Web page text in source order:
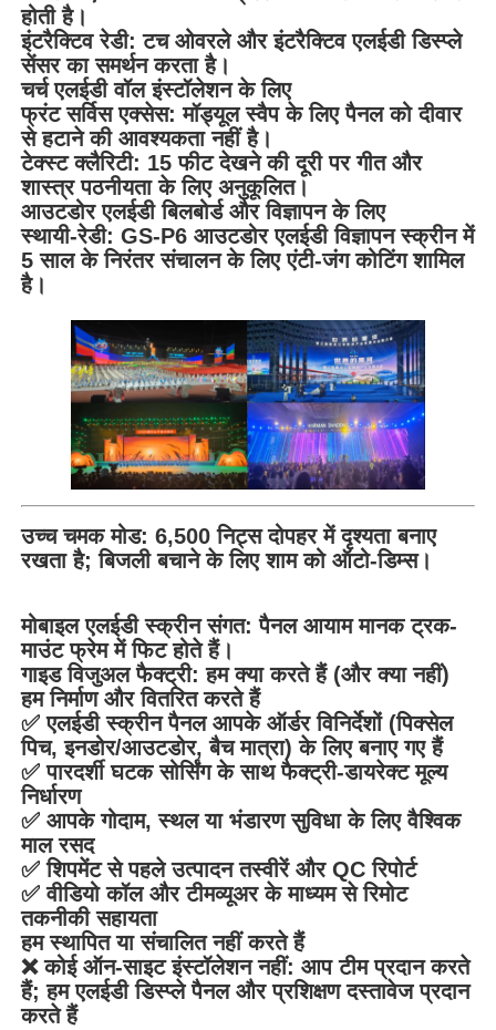
होती है।
इंटरैक्टिव रेडी: टच ओवरले और इंटरैक्टिव एलईडी डिस्प्ले
सेंसर का समर्थन करता है।
चर्च एलईडी वॉल इंस्टॉलेशन के लिए
फ्रंट सर्विस एक्सेस: मॉड्यूल स्वैप के लिए पैनल को दीवार
से हटाने की आवश्यकता नहीं है।
टेक्स्ट क्लैरिटी: 15 फीट देखने की दूरी पर गीत और
शास्त्र पठनीयता के लिए अनुकूलित।
आउटडोर एलईडी बिलबोर्ड और विज्ञापन के लिए
स्थायी-रेडी: GS-P6 आउटडोर एलईडी विज्ञापन स्क्रीन में
5 साल के निरंतर संचालन के लिए एंटी-जंग कोटिंग शामिल
है।
उच्च चमक मोड: 6,500 निट्स दोपहर में दृश्यता बनाए
रखता है; बिजली बचाने के लिए शाम को ऑटो-डिम्स।
मोबाइल एलईडी स्क्रीन संगत: पैनल आयाम मानक ट्रक-
माउंट फ्रेम में फिट होते हैं।
गाइड विजुअल फैक्ट्री: हम क्या करते हैं (और क्या नहीं)
हम निर्माण और वितरित करते हैं
✅ एलईडी स्क्रीन पैनल आपके ऑर्डर विनिर्देशों (पिक्सेल
पिच, इनडोर/आउटडोर, बैच मात्रा) के लिए बनाए गए हैं
✅ पारदर्शी घटक सोर्सिंग के साथ फैक्ट्री-डायरेक्ट मूल्य
निर्धारण
✅ आपके गोदाम, स्थल या भंडारण सुविधा के लिए वैश्विक
माल रसद
✅ शिपमेंट से पहले उत्पादन तस्वीरें और QC रिपोर्ट
✅ वीडियो कॉल और टीमव्यूअर के माध्यम से रिमोट
तकनीकी सहायता
हम स्थापित या संचालित नहीं करते हैं
❌ कोई ऑन-साइट इंस्टॉलेशन नहीं: आप टीम प्रदान करते
हैं; हम एलईडी डिस्प्ले पैनल और प्रशिक्षण दस्तावेज प्रदान
करते हैं